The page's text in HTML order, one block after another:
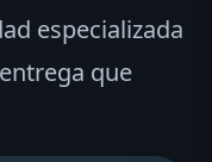
especializada
que